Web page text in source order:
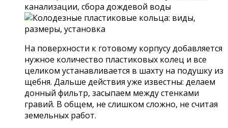
канализации, сбора дождевой воды
На поверхности к готовому корпусу добавляется
нужное количество пластиковых колец и все
целиком устанавливается в шахту на подушку из
щебня. Дальше действия уже известны: делаем
донный фильтр, засыпаем между стенками
гравий. В общем, не слишком сложно, не считая
земельных работ.